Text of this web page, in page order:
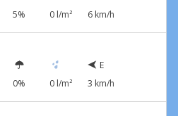
5% 0 l/m²
6 km/h
0% 0 l/m²
E
3 km/h